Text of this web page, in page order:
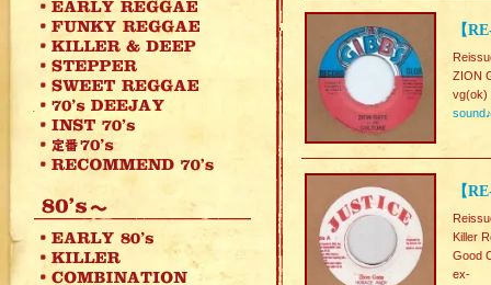
【
ZION
vg(ok)
sound♪
【
Killer
Good
ex-